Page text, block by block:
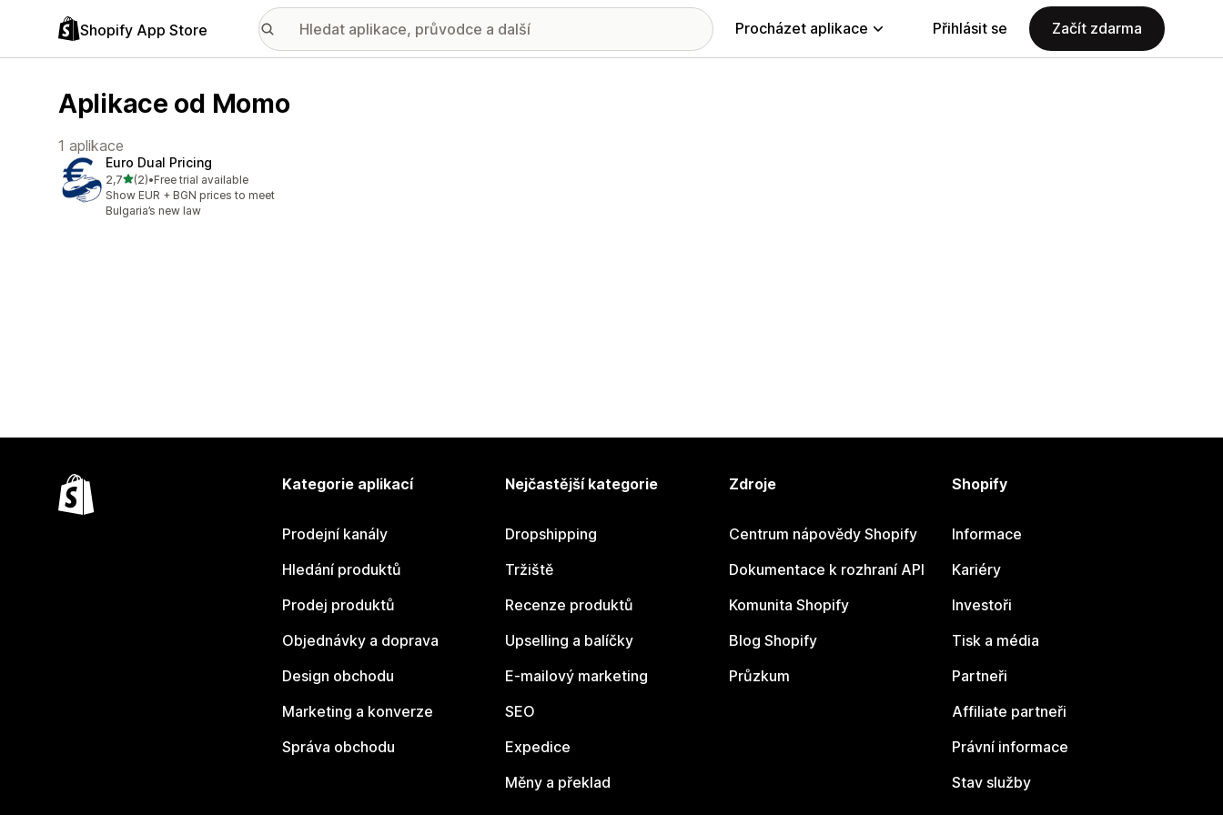
Shopify App Store Procházet aplikace Přihlásit se Začít zdarma
Aplikace od Momo
1 aplikace
Euro Dual Pricing
2,7z 5 hvězd
(2)
Celkový počet recenzí: 2
•Free trial available
Show EUR + BGN prices to meet
Bulgaria’s new law
Kategorie aplikací
Prodejní kanály
Hledání produktů
Prodej produktů
Objednávky a doprava
Design obchodu
Marketing a konverze
Správa obchodu
Nejčastější kategorie
Dropshipping
Tržiště
Recenze produktů
Upselling a balíčky
E-mailový marketing
SEO
Expedice
Měny a překlad
Zdroje
Centrum nápovědy Shopify
Dokumentace k rozhraní API
Komunita Shopify
Blog Shopify
Průzkum
Shopify
Informace
Kariéry
Investoři
Tisk a média
Partneři
Affiliate partneři
Právní informace
Stav služby